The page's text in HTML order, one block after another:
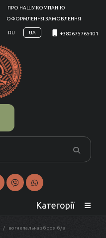
ПРО НАШУ КОМПАНІЮ
ОФОРМЛЕННЯ ЗАМОВЛЕННЯ
RU UA +380675765401
Категорії
вогнепальна зброя б/в